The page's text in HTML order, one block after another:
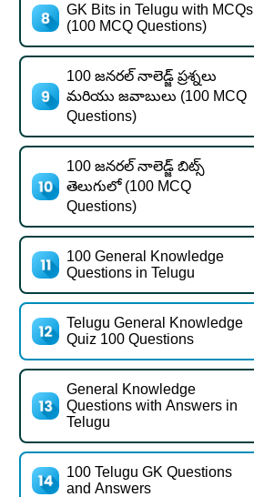
GK Bits in Telugu with MCQs
(100 MCQ Questions)
100 జనరల్ నాలెడ్జ్ ప్రశ్నలు
మరియు జవాబులు (100 MCQ
Questions)
100 జనరల్ నాలెడ్జ్ బిట్స్
తెలుగులో (100 MCQ
Questions)
100 General Knowledge
Questions in Telugu
Telugu General Knowledge
Quiz 100 Questions
General Knowledge
Questions with Answers in
Telugu
100 Telugu GK Questions
and Answers